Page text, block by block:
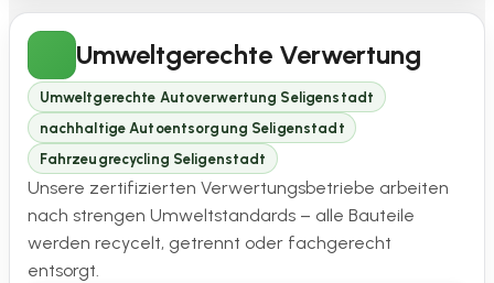
Umweltgerechte Verwertung
Umweltgerechte Autoverwertung Seligenstadt
nachhaltige Autoentsorgung Seligenstadt
Fahrzeugrecycling Seligenstadt
Unsere zertifizierten Verwertungsbetriebe arbeiten
nach strengen Umweltstandards – alle Bauteile
werden recycelt, getrennt oder fachgerecht
entsorgt.